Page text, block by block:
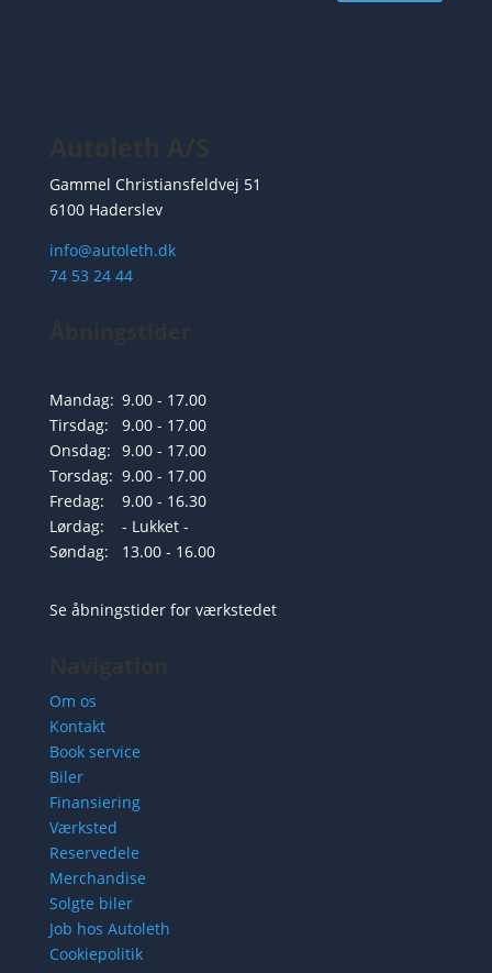
Gammel Christiansfeldvej 51
6100 Haderslev
info@autoleth.dk
74 53 24 44
Mandag: 9.00 - 17.00
Tirsdag:
9.00 - 17.00
Onsdag: 9.00 - 17.00
Torsdag: 9.00 - 17.00
Fredag:
9.00 - 16.30
Lørdag:
- Lukket -
Søndag:
13.00 - 16.00
Se åbningstider for værkstedet
Om os
Kontakt
Book service
Biler
Finansiering
Værksted
Reservedele
Merchandise
Solgte biler
Job hos Autoleth
Cookiepolitik